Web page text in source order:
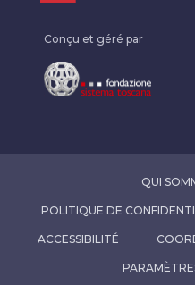
Conçu et géré par
QUI
POLITIQUE DE
ACCESSIBILITÉ